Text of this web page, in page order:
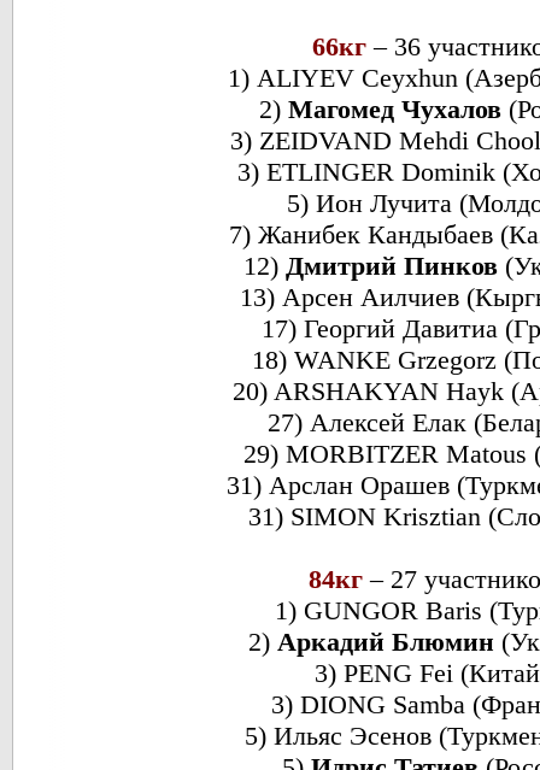
66кг – 36
1) ALIYEV Ceyxhun
2) Магомед Чухалов
3) ZEIDVAND Mehdi
3) ETLINGER Dominik
5) Ион Лучита
7) Жанибек Кандыбаев
12)Дмитрий Пинков
13) Арсен Аилчиев
17) Георгий Давитиа
18) WANKE Grzegorz
20) ARSHAKYAN Hayk
27) Алексей Елак
29) MORBITZER Matous
31) Арслан Орашев
31) SIMON Krisztian
84кг– 27
1) GUNGOR Baris
2) Аркадий Блюмин
3) PENG Fei
3) DIONG Samba
5) Ильяс Эсенов